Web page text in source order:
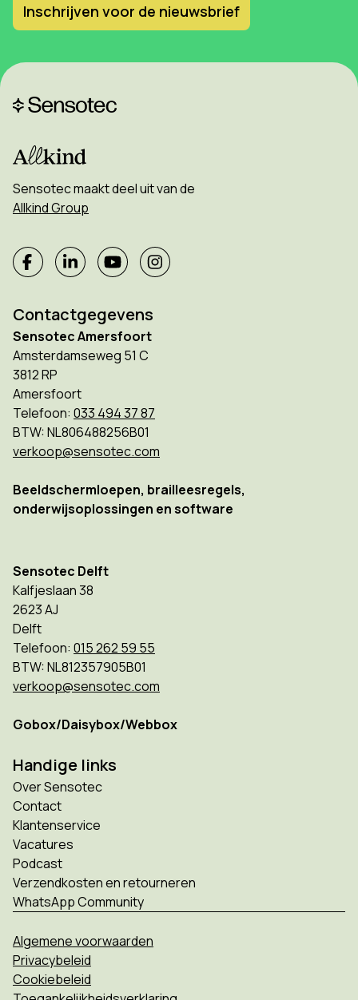
Inschrijven voor de nieuwsbrief
Sensotec maakt deel uit van de
Allkind Group
Contactgegevens
Sensotec Amersfoort
Amsterdamseweg 51 C
3812 RP
Amersfoort
Telefoon: 033 494 37 87
BTW: NL806488256B01
verkoop@sensotec.com
Beeldschermloepen, brailleesregels,
onderwijsoplossingen en software
Sensotec Delft
Kalfjeslaan 38
2623 AJ
Delft
Telefoon: 015 262 59 55
BTW: NL812357905B01
verkoop@sensotec.com
Gobox/Daisybox/Webbox
Handige links
Over Sensotec
Contact
Klantenservice
Vacatures
Podcast
Verzendkosten en retourneren
WhatsApp Community
Algemene voorwaarden
Privacybeleid
Cookiebeleid